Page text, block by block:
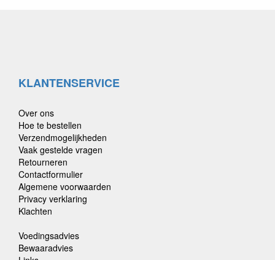
KLANTENSERVICE
Over ons
Hoe te bestellen
Verzendmogelijkheden
Vaak gestelde vragen
Retourneren
Contactformulier
Algemene voorwaarden
Privacy verklaring
Klachten
Voedingsadvies
Bewaaradvies